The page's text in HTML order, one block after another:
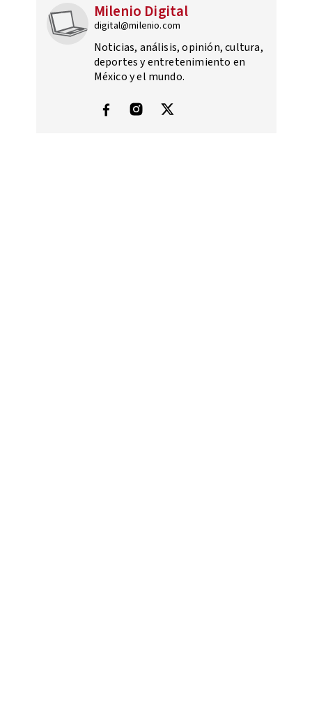
Milenio Digital
digital@milenio.com
Noticias, análisis, opinión, cultura,
deportes y entretenimiento en
México y el mundo.